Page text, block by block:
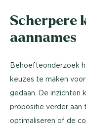
Scherpere
aannames
Behoefteonderzoek
keuzes te maken
gedaan. De inzichten
propositie verder aan
optimaliseren of de